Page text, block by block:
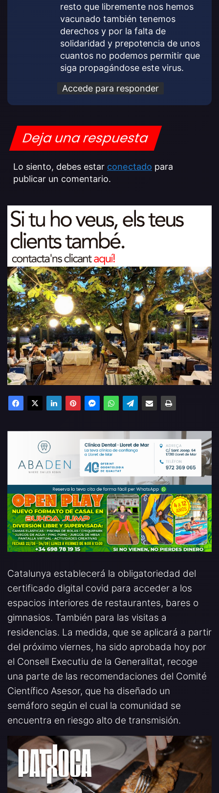
resto que libremente nos hemos
vacunado también tenemos
derechos y por la falta de
solidaridad y prepotencia de unos
cuantos no podemos permitir que
siga propagándose este virus.
Accede para responder
Deja una respuesta
Lo siento, debes estar conectado para
publicar un comentario.
Facebook
X LinkedInPinterestMessengerWhatsAppTelegramCompartir por email Imprimir
Catalunya establecerá la obligatoriedad del
certificado digital covid para acceder a los
espacios interiores de restaurantes, bares o
gimnasios. También para las visitas a
residencias. La medida, que se aplicará a partir
del próximo viernes, ha sido aprobada hoy por
el Consell Executiu de la Generalitat, recoge
una parte de las recomendaciones del Comité
Científico Asesor, que ha diseñado un
semáforo según el cual la comunidad se
encuentra en riesgo alto de transmisión.